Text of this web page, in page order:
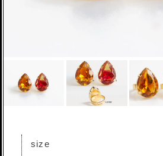
size